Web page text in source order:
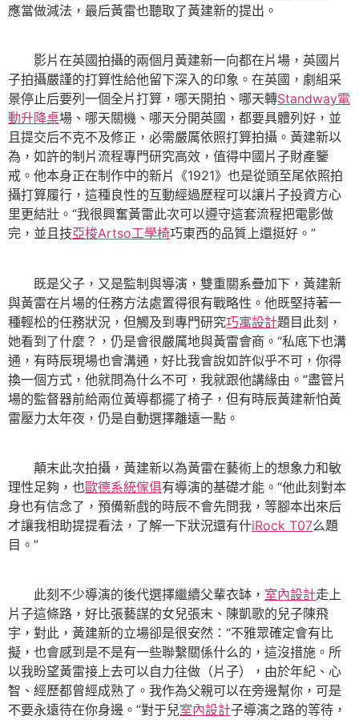
應當做減法，最后黃雷也聽取了黃建新的提出。
影片在英國拍攝的兩個月黃建新一向都在片場，英國片
子拍攝嚴謹的打算性給他留下深入的印象。在英國，劇組采
景停止后要列一個全片打算，哪天開拍、哪天轉Standway電
動升降桌場、哪天關機、哪天分開英國，都要具體列好，並
且提交后不克不及修正，必需嚴厲依照打算拍攝。黃建新以
為，如許的制片流程專門研究高效，值得中國片子財產鑒
戒。他本身正在制作中的新片《1921》也是從頭至尾依照拍
攝打算履行，這種良性的互動經過歷程可以讓片子投資方心
里更結壯。“我很興奮黃雷此次可以遵守這套流程把電影做
完，並且技亞梭Artso工學椅巧東西的品質上還挺好。”
既是父子，又是監制與導演，雙重關系疊加下，黃建新
與黃雷在片場的任務方法處置得很有戰略性。他既堅持著一
種輕松的任務狀況，但觸及到專門研究巧寓設計題目此刻，
她看到了什麼？，仍是會很嚴厲地與黃雷會商。“私底下也溝
通，有時辰現場也會溝通，好比我會說如許似乎不可，你得
換一個方式，他就問為什么不可，我就跟他講緣由。”盡管片
場的監督器前給兩位黃導都擺了椅子，但有時辰黃建新怕黃
雷壓力太年夜，仍是自動選擇離遠一點。
顛末此次拍攝，黃建新以為黃雷在藝術上的想象力和敏
理性足夠，也歐德系統傢俱有導演的基礎才能。“他此刻對本
身也有信念了，預備新戲的時辰不會先問我，等腳本出來后
才讓我相助提提看法，了解一下狀況還有什iRock T07么題
目。”
此刻不少導演的後代選擇繼續父輩衣缽， 室內設計走上
片子這條路，好比張藝謀的女兒張末、陳凱歌的兒子陳飛
宇，對此，黃建新的立場卻是很安然：“不雅眾確定會有比
擬，也會感到是不是有一些聯繫關係什么的，這沒措施。所
以我盼望黃雷接上去可以自力往做（片子），由於年紀、心
智、經歷都曾經成熟了。我作為父親可以在旁邊幫你，可是
不要永遠待在你身邊。”對于兒室內設計子導演之路的等待，